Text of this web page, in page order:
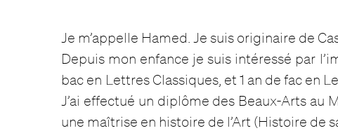
Je m’appelle Hamed. Je suis originaire de
Depuis mon enfance je suis intéressé par
bac en Lettres Classiques, et 1 an de fac en
J’ai effectué un diplôme des Beaux-Arts au
une maîtrise en histoire de l’Art (Histoire de